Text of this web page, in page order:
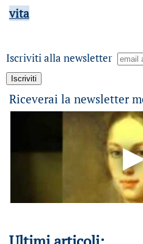
vita
Iscriviti alla newsletter
Riceverai la newsletter